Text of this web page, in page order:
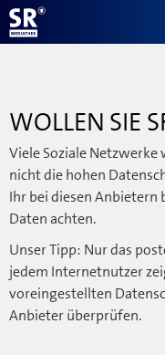
WOLLEN SIE
Viele Soziale Netzwerke
nicht die hohen
Ihr bei diesen Anbietern
Daten achten.
Unser Tipp: Nur das
jedem Internetnutzer
voreingestellten
Anbieter überprüfen.